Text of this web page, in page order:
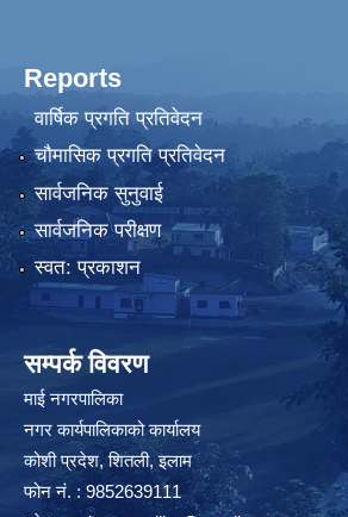
Reports
वार्षिक प्रगति प्रतिवेदन
चौमासिक प्रगति प्रतिवेदन
सार्वजनिक सुनुवाई
सार्वजनिक परीक्षण
स्वत: प्रकाशन
सम्पर्क विवरण
माई नगरपालिका
नगर कार्यपालिकाको कार्यालय
कोशी प्रदेश, शितली, इलाम
फोन नं. : 9852639111